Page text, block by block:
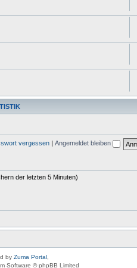
vergessen Angemeldet bleiben
der letzten 5 Minuten)
by Zuma Portal,
Software © phpBB Limited